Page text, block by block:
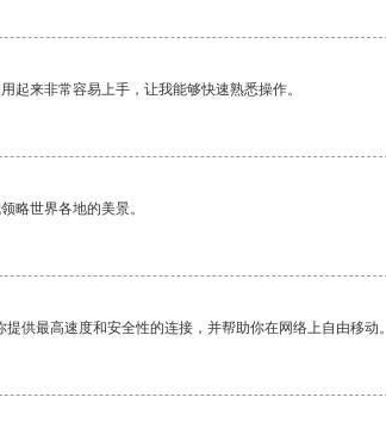
起来非常容易上手，让我能够快速熟悉操作。
略世界各地的美景。
供最高速度和安全性的连接，并帮助你在网络上自由移动。